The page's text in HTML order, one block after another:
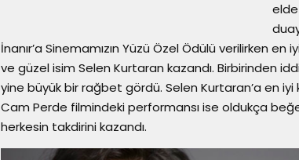
elde
İnanır’a Sinemamızın Yüzü Özel Ödülü verilirken en
ve güzel isim Selen Kurtaran kazandı. Birbirinden
yine büyük bir rağbet gördü. Selen Kurtaran’a en iyi
Cam Perde filmindeki performansı ise oldukça
herkesin takdirini kazandı.